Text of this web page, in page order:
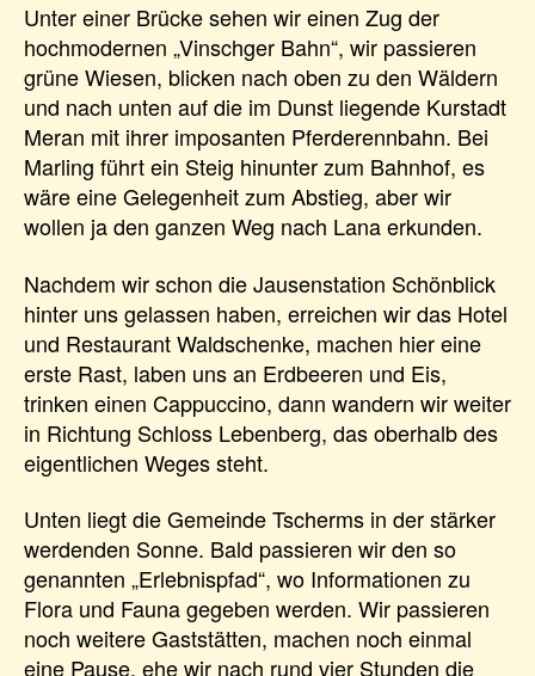
Unter einer Brücke sehen wir einen Zug der
hochmodernen „Vinschger Bahn“, wir passieren
grüne Wiesen, blicken nach oben zu den Wäldern
und nach unten auf die im Dunst liegende Kurstadt
Meran mit ihrer imposanten Pferderennbahn. Bei
Marling führt ein Steig hinunter zum Bahnhof, es
wäre eine Gelegenheit zum Abstieg, aber wir
wollen ja den ganzen Weg nach Lana erkunden.
Nachdem wir schon die Jausenstation Schönblick
hinter uns gelassen haben, erreichen wir das Hotel
und Restaurant Waldschenke, machen hier eine
erste Rast, laben uns an Erdbeeren und Eis,
trinken einen Cappuccino, dann wandern wir weiter
in Richtung Schloss Lebenberg, das oberhalb des
eigentlichen Weges steht.
Unten liegt die Gemeinde Tscherms in der stärker
werdenden Sonne. Bald passieren wir den so
genannten „Erlebnispfad“, wo Informationen zu
Flora und Fauna gegeben werden. Wir passieren
noch weitere Gaststätten, machen noch einmal
eine Pause, ehe wir nach rund vier Stunden die